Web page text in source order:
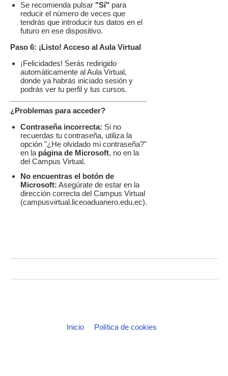
Se recomienda pulsar "Sí" para
reducir el número de veces que
tendrás que introducir tus datos en el
futuro en ese dispositivo.
Paso 6: ¡Listo! Acceso al Aula Virtual
¡Felicidades! Serás redirigido
automáticamente al Aula Virtual,
donde ya habrás iniciado sesión y
podrás ver tu perfil y tus cursos.
¿Problemas para acceder?
Contraseña incorrecta: Si no
recuerdas tu contraseña, utiliza la
opción "¿He olvidado mi contraseña?"
en la página de Microsoft, no en la
del Campus Virtual.
No encuentras el botón de
Microsoft: Asegúrate de estar en la
dirección correcta del Campus Virtual
(campusvirtual.liceoaduanero.edu.ec).
Inicio Política de cookies